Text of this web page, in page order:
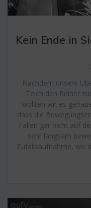
Kein Ende in
Nachdem unsere
Teich den Reiher
wollten wir es
dass die
Fällen gar nicht auf
sehr langsam
Zufallsaufnahme, wo